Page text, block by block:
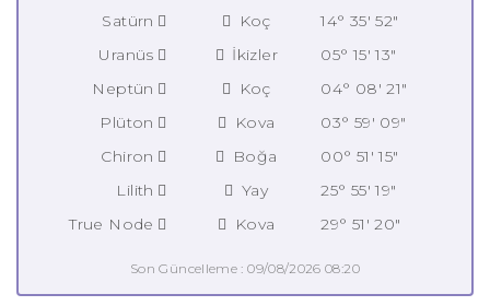
Satürn
Koç
14° 35' 52"
Uranüs
İkizler
05° 15' 13"
Neptün
Koç
04° 08' 21"
Plüton
Kova
03° 59' 09"
Chiron
Boğa
00° 51' 15"
Lilith
Yay
25° 55' 19"
True Node
Kova 29° 51' 20"
Son Güncelleme : 09/08/2026 08:20